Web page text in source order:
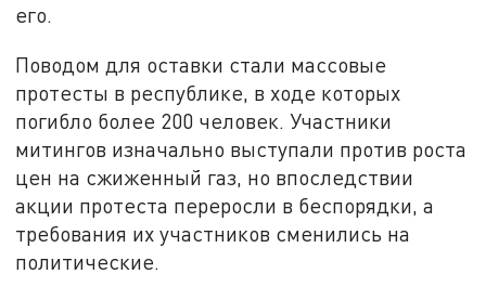
его.
Поводом для оставки стали массовые
протесты в республике, в ходе которых
погибло более 200 человек. Участники
митингов изначально выступали против роста
цен на сжиженный газ, но впоследствии
акции протеста переросли в беспорядки, а
требования их участников сменились на
политические.